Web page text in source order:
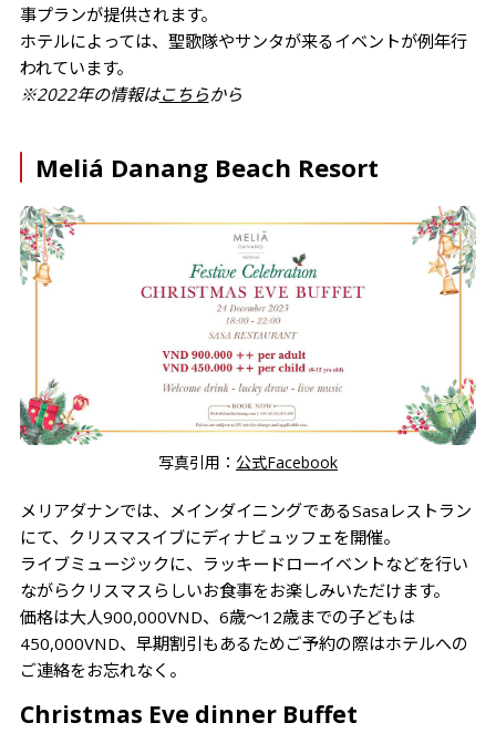
事プランが提供されます。
ホテルによっては、聖歌隊やサンタが来るイベントが例年行
われています。
※2022年の情報はこちらから
Meliá Danang Beach Resort
写真引用： 公式Facebook
メリアダナンでは、メインダイニングであるSasaレストラン
にて、クリスマスイブにディナビュッフェを開催。
ライブミュージックに、ラッキードローイベントなどを行い
ながらクリスマスらしいお食事をお楽しみいただけます。
価格は大人900,000VND、6歳～12歳までの子どもは
450,000VND、早期割引もあるためご予約の際はホテルへの
ご連絡をお忘れなく。
Christmas Eve dinner Buffet